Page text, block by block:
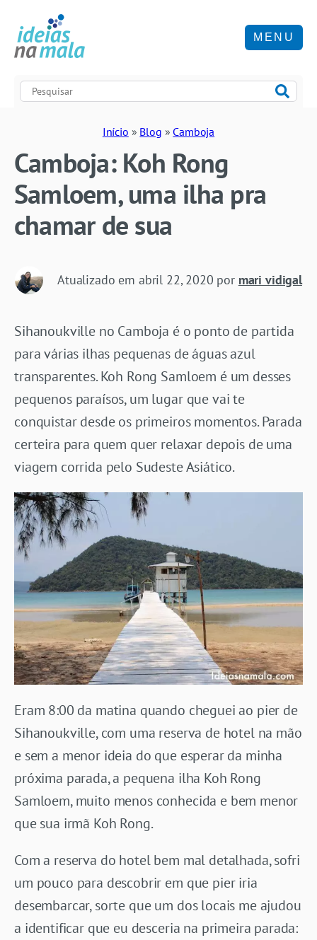
MENU
Início » Blog » Camboja
Camboja: Koh Rong
Samloem, uma ilha pra
chamar de sua
Atualizado em abril 22, 2020 por mari vidigal
Sihanoukville no Camboja é o ponto de partida
para várias ilhas pequenas de águas azul
transparentes. Koh Rong Samloem é um desses
pequenos paraísos, um lugar que vai te
conquistar desde os primeiros momentos. Parada
certeira para quem quer relaxar depois de uma
viagem corrida pelo Sudeste Asiático.
Eram 8:00 da matina quando cheguei ao pier de
Sihanoukville, com uma reserva de hotel na mão
e sem a menor ideia do que esperar da minha
próxima parada, a pequena ilha Koh Rong
Samloem, muito menos conhecida e bem menor
que sua irmã Koh Rong.
Com a reserva do hotel bem mal detalhada, sofri
um pouco para descobrir em que pier iria
desembarcar, sorte que um dos locais me ajudou
a identificar que eu desceria na primeira parada: